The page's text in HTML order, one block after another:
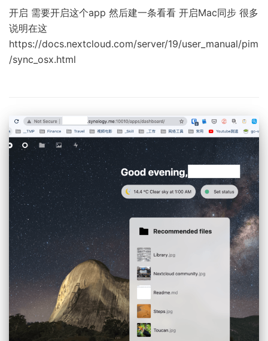
开启 需要开启这个app 然后建一条看看 开启Mac同步 很多
说明在这
https://docs.nextcloud.com/server/19/user_manual/pim
/sync_osx.html